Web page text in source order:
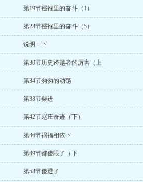
第19节襁褓里的奋斗（1）
第23节襁褓里的奋斗（5）
说明一下
第30节历史跨越者的厉害（上
第34节匆匆的动荡
第38节柴进
第42节赵庄奇迹（下）
第46节祸福相依下
第49节都傻眼了（下
第53节傻透了